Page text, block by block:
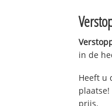
in de
Heeft u
prijs.